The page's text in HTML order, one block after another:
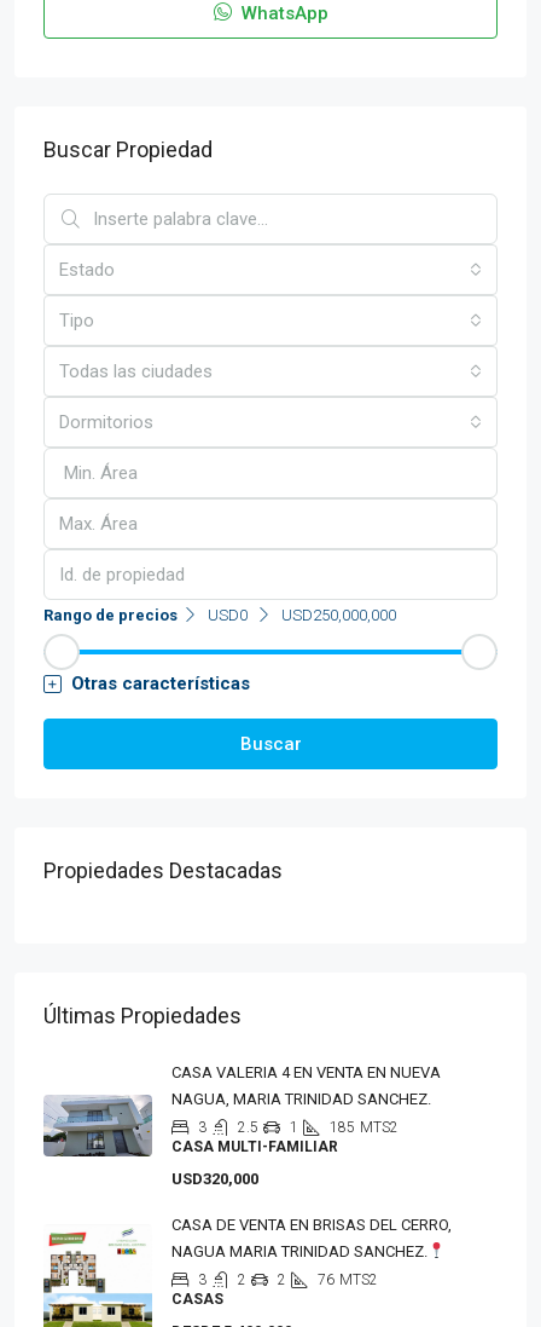
WhatsApp
Buscar Propiedad
Estado
Tipo
Todas las ciudades
Dormitorios
Rango de precios USD0 USD250,000,000
Otras características
Buscar
Propiedades Destacadas
Últimas Propiedades
CASA VALERIA 4 EN VENTA EN NUEVA
NAGUA, MARIA TRINIDAD SANCHEZ.
3 2.5 1 185 MTS2
CASA MULTI-FAMILIAR
USD320,000
CASA DE VENTA EN BRISAS DEL CERRO,
NAGUA MARIA TRINIDAD SANCHEZ.
3 2 2 76 MTS2
CASAS